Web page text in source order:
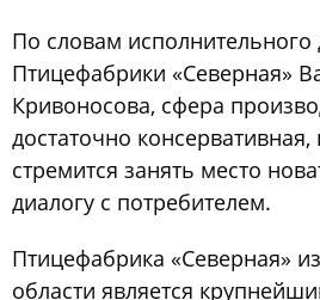
По словам исполнительного
Птицефабрики «Северная»
Кривоносова, сфера
достаточно
стремится занять место
диалогу с потребителем.
Птицефабрика «Северная»
области является